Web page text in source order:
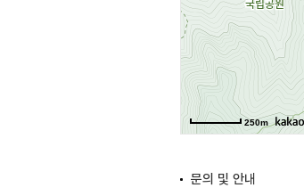
250m
문의 및 안내